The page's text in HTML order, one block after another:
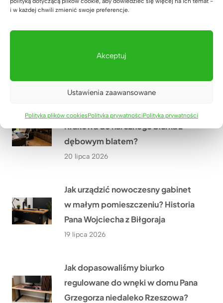
i w każdej chwili zmienić swoje preferencje.
Akceptuj
Ustawienia zaawansowane
Polityka plików cookiesPolityka prywatnościPolityka prywatności
Jakie meble biurowe wykonaliśmy
PGE w Szczecinie?
Co przekonało Pana Artura z
Krakowa do narożnego biurka z
dębowym blatem?
20 lipca 2026
Jak urządzić nowoczesny gabinet
w małym pomieszczeniu? Historia
Pana Wojciecha z Biłgoraja
19 lipca 2026
Jak dopasowaliśmy biurko
regulowane do wnęki w domu Pana
Grzegorza niedaleko Rzeszowa?